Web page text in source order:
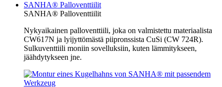
SANHA® Palloventtiilit
SANHA® Palloventtiilit
Nykyaikainen palloventtiili, joka on valmistettu materiaalista
CW617N ja lyijyttömästä piipronssista CuSi (CW 724R).
Sulkuventtiili moniin sovelluksiin, kuten lämmitykseen,
jäähdytykseen jne.